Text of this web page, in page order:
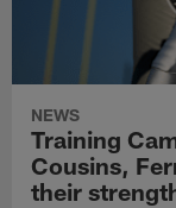
NEWS
Training
Cousins,
their